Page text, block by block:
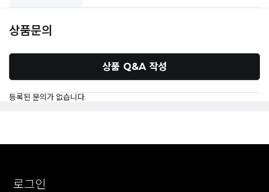
상품문의
상품 Q&A 작성
등록된 문의가 없습니다.
로그인